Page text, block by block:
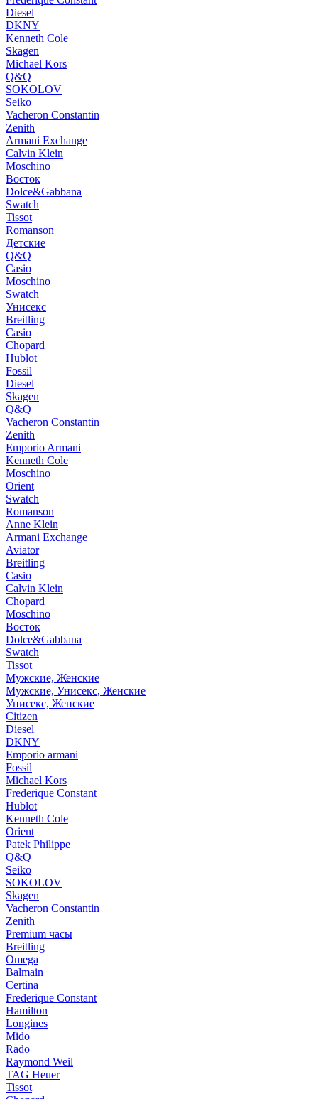
Diesel
DKNY
Kenneth Cole
Skagen
Michael Kors
Q&Q
SOKOLOV
Seiko
Vacheron Constantin
Zenith
Armani Exchange
Calvin Klein
Moschino
Восток
Dolce&Gabbana
Swatch
Tissot
Romanson
Детские
Q&Q
Casio
Moschino
Swatch
Унисекс
Breitling
Casio
Chopard
Hublot
Fossil
Diesel
Skagen
Q&Q
Vacheron Constantin
Zenith
Emporio Armani
Kenneth Cole
Moschino
Orient
Swatch
Romanson
Anne Klein
Armani Exchange
Aviator
Breitling
Casio
Calvin Klein
Chopard
Moschino
Восток
Dolce&Gabbana
Swatch
Tissot
Мужские, Женские
Мужские, Унисекс, Женские
Унисекс, Женские
Citizen
Diesel
DKNY
Emporio armani
Fossil
Michael Kors
Frederique Constant
Hublot
Kenneth Cole
Orient
Patek Philippe
Q&Q
Seiko
SOKOLOV
Skagen
Vacheron Constantin
Zenith
Premium часы
Breitling
Omega
Balmain
Certina
Frederique Constant
Hamilton
Longines
Mido
Rado
Raymond Weil
TAG Heuer
Tissot